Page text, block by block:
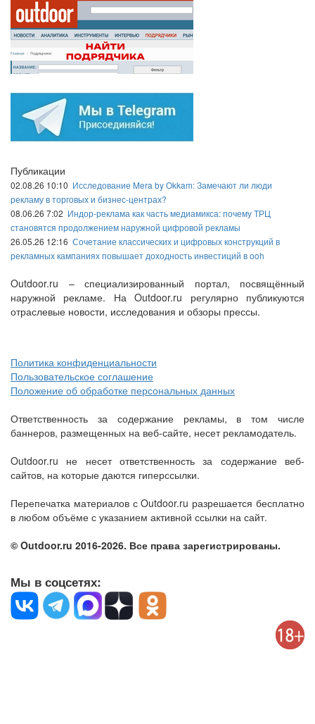
Публикации
02.08.26 10:10 Исследование Mera by Okkam: Замечают ли люди
рекламу в торговых и бизнес-центрах?
08.06.26 7:02 Индор-реклама как часть медиамикса: почему ТРЦ
становятся продолжением наружной цифровой рекламы
26.05.26 12:16 Сочетание классических и цифровых конструкций в
рекламных кампаниях повышает доходность инвестиций в ooh
Outdoor.ru – специализированный портал, посвящённый
наружной рекламе. На Outdoor.ru регулярно публикуются
отраслевые новости, исследования и обзоры прессы.
Политика конфиденциальности
Пользовательское соглашение
Положение об обработке персональных данных
Ответственность за содержание рекламы, в том числе
баннеров, размещенных на веб-сайте, несет рекламодатель.
Outdoor.ru не несет ответственность за содержание веб-
сайтов, на которые даются гиперссылки.
Перепечатка материалов с Outdoor.ru разрешается бесплатно
в любом объёме с указанием активной ссылки на сайт.
© Outdoor.ru 2016-2026. Все права зарегистрированы.
Мы в соцсетях: